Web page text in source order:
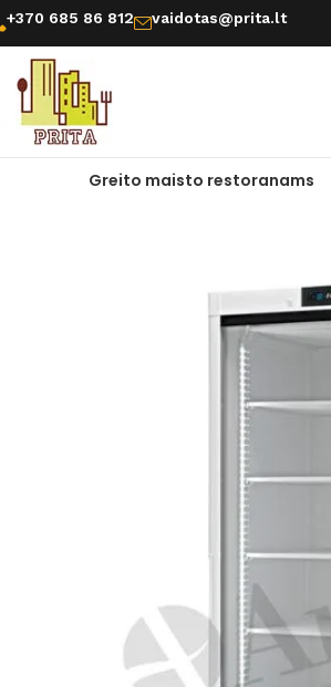
+370 685 86 812 vaidotas@prita.lt
Greito maisto restoranams